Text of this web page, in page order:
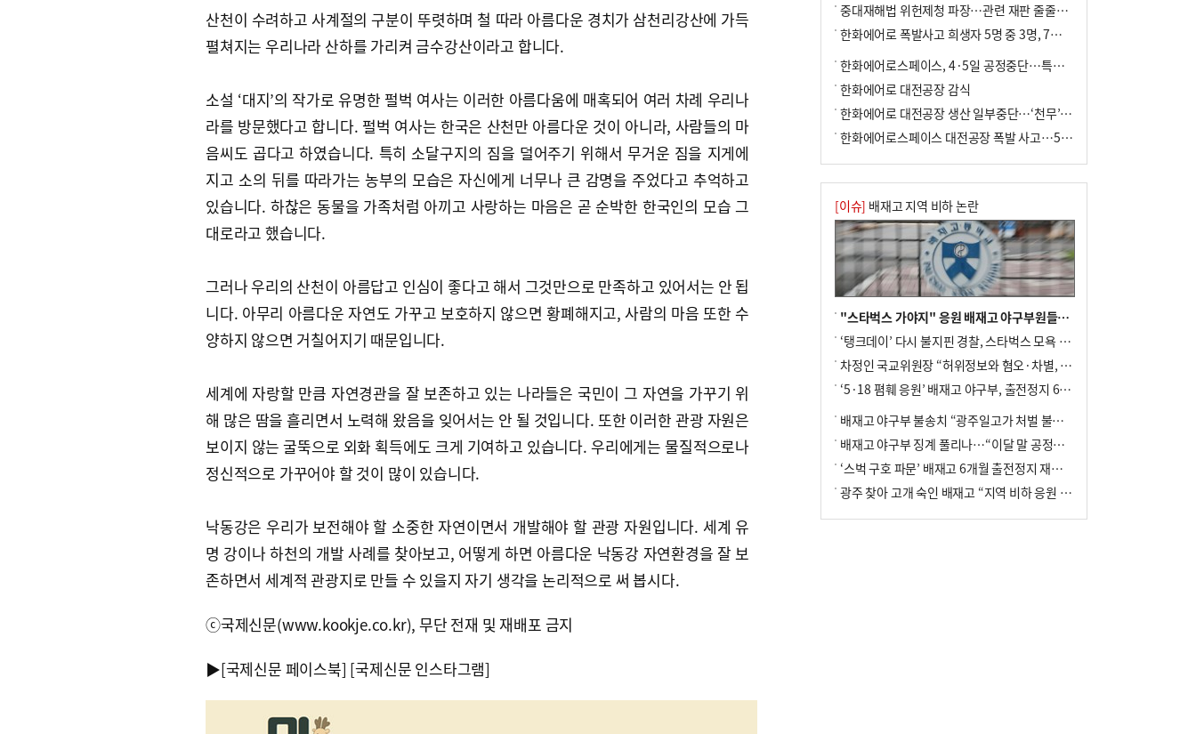
산천이 수려하고 사계절의 구분이 뚜렷하며 철 따라 아름다운 경치가 삼천리강산에 가득
펼쳐지는 우리나라 산하를 가리켜 금수강산이라고 합니다.
소설 ‘대지’의 작가로 유명한 펄벅 여사는 이러한 아름다움에 매혹되어 여러 차례 우리나
라를 방문했다고 합니다. 펄벅 여사는 한국은 산천만 아름다운 것이 아니라, 사람들의 마
음씨도 곱다고 하였습니다. 특히 소달구지의 짐을 덜어주기 위해서 무거운 짐을 지게에
지고 소의 뒤를 따라가는 농부의 모습은 자신에게 너무나 큰 감명을 주었다고 추억하고
있습니다. 하찮은 동물을 가족처럼 아끼고 사랑하는 마음은 곧 순박한 한국인의 모습 그
대로라고 했습니다.
그러나 우리의 산천이 아름답고 인심이 좋다고 해서 그것만으로 만족하고 있어서는 안 됩
니다. 아무리 아름다운 자연도 가꾸고 보호하지 않으면 황폐해지고, 사람의 마음 또한 수
양하지 않으면 거칠어지기 때문입니다.
세계에 자랑할 만큼 자연경관을 잘 보존하고 있는 나라들은 국민이 그 자연을 가꾸기 위
해 많은 땀을 흘리면서 노력해 왔음을 잊어서는 안 될 것입니다. 또한 이러한 관광 자원은
보이지 않는 굴뚝으로 외화 획득에도 크게 기여하고 있습니다. 우리에게는 물질적으로나
정신적으로 가꾸어야 할 것이 많이 있습니다.
낙동강은 우리가 보전해야 할 소중한 자연이면서 개발해야 할 관광 자원입니다. 세계 유
명 강이나 하천의 개발 사례를 찾아보고, 어떻게 하면 아름다운 낙동강 자연환경을 잘 보
존하면서 세계적 관광지로 만들 수 있을지 자기 생각을 논리적으로 써 봅시다.
ⓒ국제신문(www.kookje.co.kr), 무단 전재 및 재배포 금지
▶[국제신문 페이스북] [국제신문 인스타그램]
중대재해법 위헌제청 파장…관련 재판 줄줄이 브레이크
한화에어로 폭발사고 희생자 5명 중 3명, 7일 영면
한화에어로스페이스, 4·5일 공정중단…특별 안전점검
한화에어로 대전공장 감식
한화에어로 대전공장 생산 일부중단…‘천무’ 수출 비상
한화에어로스페이스 대전공장 폭발 사고…5명 사망·2명 부상(종합)
[이슈] 배재고 지역 비하 논란
"스타벅스 가야지" 응원 배재고 야구부원들, 학교서 징계 처분
‘탱크데이’ 다시 불지핀 경찰, 스타벅스 모욕 혐의 압수수색
차정인 국교위원장 “허위정보와 혐오·차별, 학교 교실까지 유입"
‘5·18 폄훼 응원’ 배재고 야구부, 출전정지 6개월→1개월 감경
배재고 야구부 불송치 “광주일고가 처벌 불원 의사 표해”
배재고 야구부 징계 풀리나…“이달 말 공정위서 재심의”
‘스벅 구호 파문’ 배재고 6개월 출전정지 재심 신청키로
광주 찾아 고개 숙인 배재고 “지역 비하 응원 잘못”(종합)